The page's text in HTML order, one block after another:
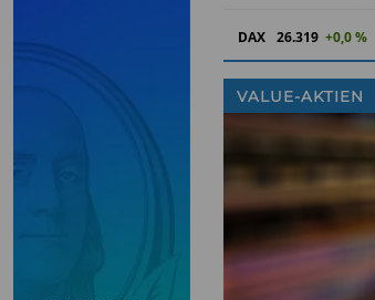
DAX 26.319 +0,0 %
VALUE-AKTIEN